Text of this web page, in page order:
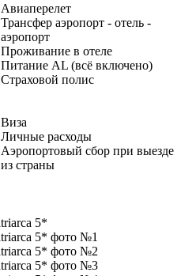
Авиаперелет
Трансфер аэропорт - отель -
аэропорт
Проживание в отеле
Питание AL (всё включено)
Страховой полис
Виза
Личные расходы
Аэропортовый сбор при выезде
из страны